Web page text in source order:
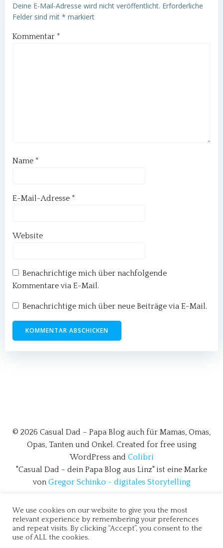
Deine E-Mail-Adresse wird nicht veröffentlicht. Erforderliche
Felder sind mit * markiert
Kommentar *
Name *
E-Mail-Adresse *
Website
Benachrichtige mich über nachfolgende
Kommentare via E-Mail.
Benachrichtige mich über neue Beiträge via E-Mail.
© 2026 Casual Dad – Papa Blog auch für Mamas, Omas,
Opas, Tanten und Onkel. Created for free using
WordPress and Colibri
"Casual Dad - dein Papa Blog aus Linz" ist eine Marke
von Gregor Schinko - digitales Storytelling
We use cookies on our website to give you the most
relevant experience by remembering your preferences
and repeat visits. By clicking “Accept”, you consent to the
use of ALL the cookies.